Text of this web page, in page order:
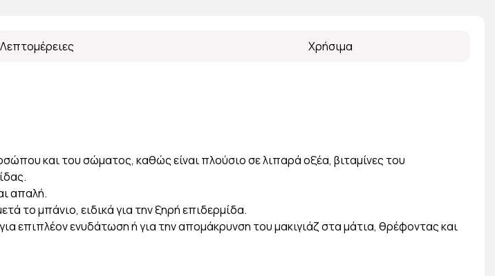
Λεπτομέρειες Χρήσιμα
και του σώματος, καθώς είναι πλούσιο σε λιπαρά οξέα, βιταμίνες του
απαλή.
το μπάνιο, ειδικά για την ξηρή επιδερμίδα.
επιπλέον ενυδάτωση ή για την απομάκρυνση του μακιγιάζ στα μάτια, θρέφοντας και